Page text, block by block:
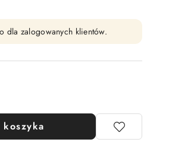
dla zalogowanych klientów.
koszyka